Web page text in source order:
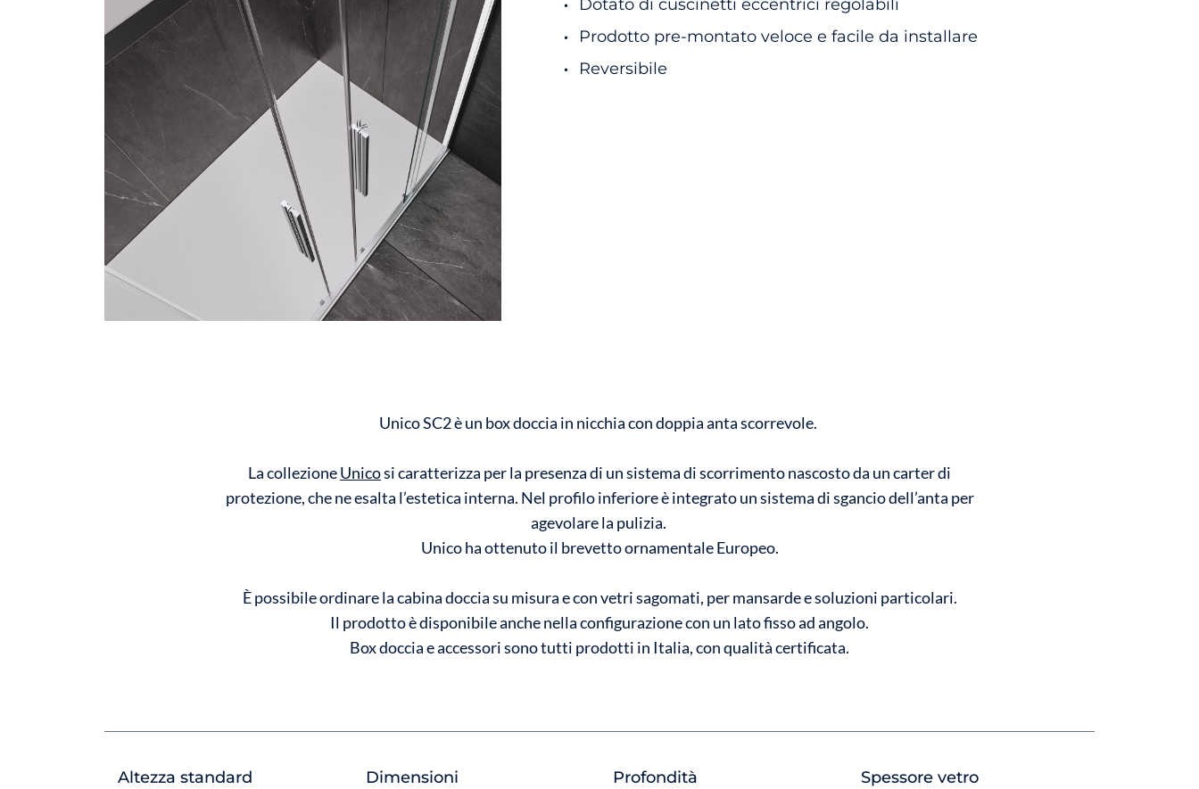
Dotato di cuscinetti eccentrici regolabili
Prodotto pre-montato veloce e facile da installare
Reversibile
Unico SC2 è un box doccia in nicchia con doppia anta scorrevole.
La collezioneUnicosi caratterizza per la presenza di un sistema di scorrimento nascosto da un carter di
protezione, che ne esalta l’estetica interna. Nel profilo inferiore è integrato un sistema di sgancio dell’anta per
agevolare la pulizia.
Unico ha ottenuto il brevetto ornamentale Europeo.
È possibile ordinare la cabina doccia su misura e con vetri sagomati, per mansarde e soluzioni particolari.
Il prodotto è disponibile anche nella configurazione con un lato fisso ad angolo.
Box doccia e accessori sono tutti prodotti in Italia, con qualità certificata.
Altezza standard
Dimensioni
Profondità
Spessore vetro